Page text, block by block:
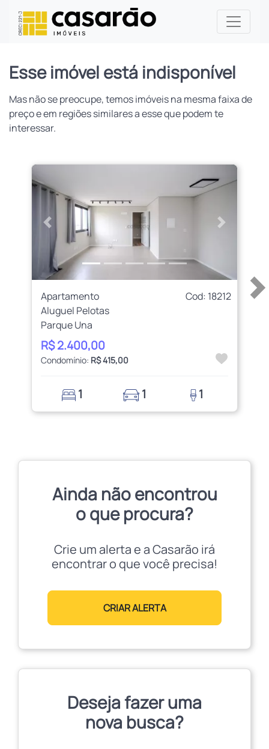
Esse imóvel está indisponível
Mas não se preocupe, temos imóveis na mesma faixa de
preço e em regiões similares a esse que podem te
interessar.
Anterior Próximo
Apartamento
Cod: 18212
Aluguel Pelotas
Parque Una
R$ 2.400,00
Condomínio: R$ 415,00
1 1 1
Ainda não encontrou
o que procura?
Crie um alerta e a Casarão irá
encontrar o que você precisa!
CRIAR ALERTA
Deseja fazer uma
nova busca?